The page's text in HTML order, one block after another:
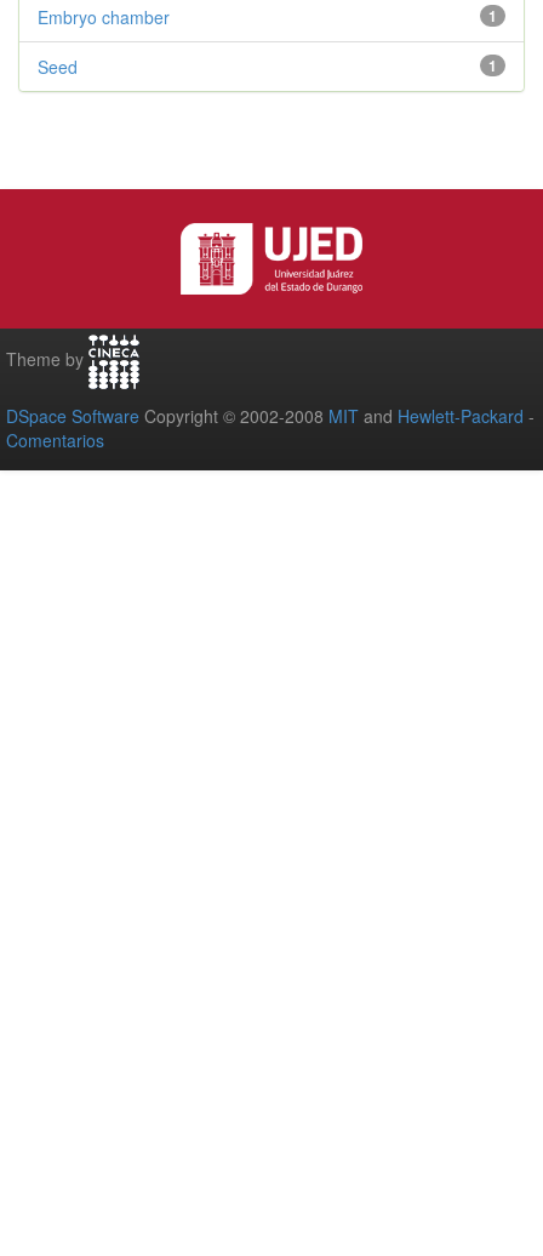
1
Embryo chamber
1
Seed
Theme by
DSpace Software Copyright © 2002-2008 MIT and Hewlett-Packard -
Comentarios